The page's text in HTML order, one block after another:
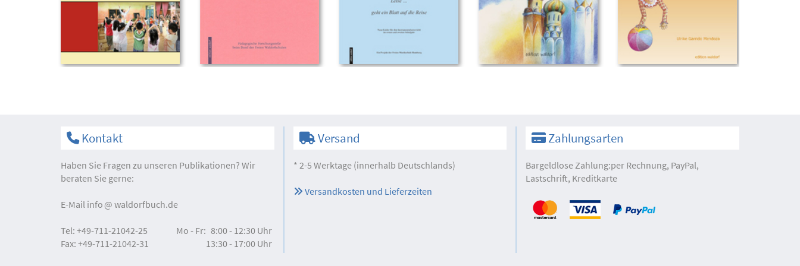
Kontakt
Haben Sie Fragen zu unseren Publikationen? Wir
beraten Sie gerne:
E-Mail info waldorfbuch.de
Tel: +49-711-21042-25
Fax: +49-711-21042-31
Mo - Fr: 8:00 - 12:30 Uhr
13:30 - 17:00 Uhr
Versand
* 2-5 Werktage (innerhalb Deutschlands)
Versandkosten und Lieferzeiten
Zahlungsarten
Bargeldlose Zahlung:per Rechnung, PayPal,
Lastschrift, Kreditkarte